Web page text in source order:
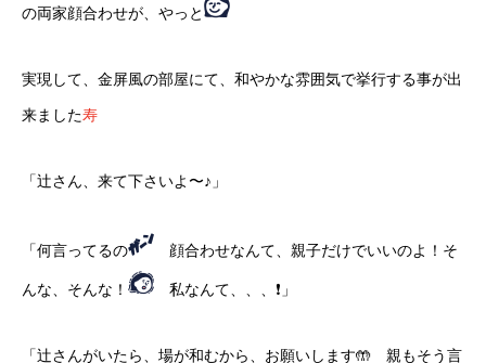
の両家顔合わせが、やっと
実現して、金屏風の部屋にて、和やかな雰囲気で挙行する事が出
来ました寿
「辻さん、来て下さいよ〜♪」
「何言ってるの 顔合わせなんて、親子だけでいいのよ！そ
んな、そんな！ 私なんて、、、❗️」
「辻さんがいたら、場が和むから、お願いします🤲 親もそう言